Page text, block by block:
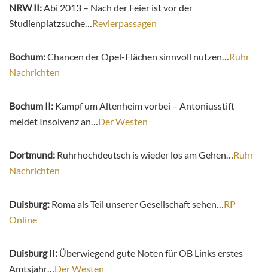
NRW II:Abi 2013 – Nach der Feier ist vor der
Studienplatzsuche…Revierpassagen
Bochum:Chancen der Opel-Flächen sinnvoll nutzen…Ruhr
Nachrichten
Bochum II: Kampf um Altenheim vorbei – Antoniusstift
meldet Insolvenz an…Der Westen
Dortmund: Ruhrhochdeutsch is wieder los am Gehen…Ruhr
Nachrichten
Duisburg: Roma als Teil unserer Gesellschaft sehen…RP
Online
Duisburg II: Überwiegend gute Noten für OB Links erstes
Amtsjahr…Der Westen